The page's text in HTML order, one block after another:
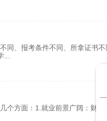
同、报考条件不同、所拿证书不
个方面：1.就业前景广阔：财务